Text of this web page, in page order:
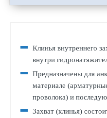
Клинья внутреннего
внутри
Предназначены для
материале
проволока) и
Захват (клинья)